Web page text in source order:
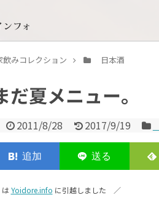
みコレクション 日本酒
夏メニュー。
2011/8/28 2017/9/19
は Yoidore.info に引越しました ／